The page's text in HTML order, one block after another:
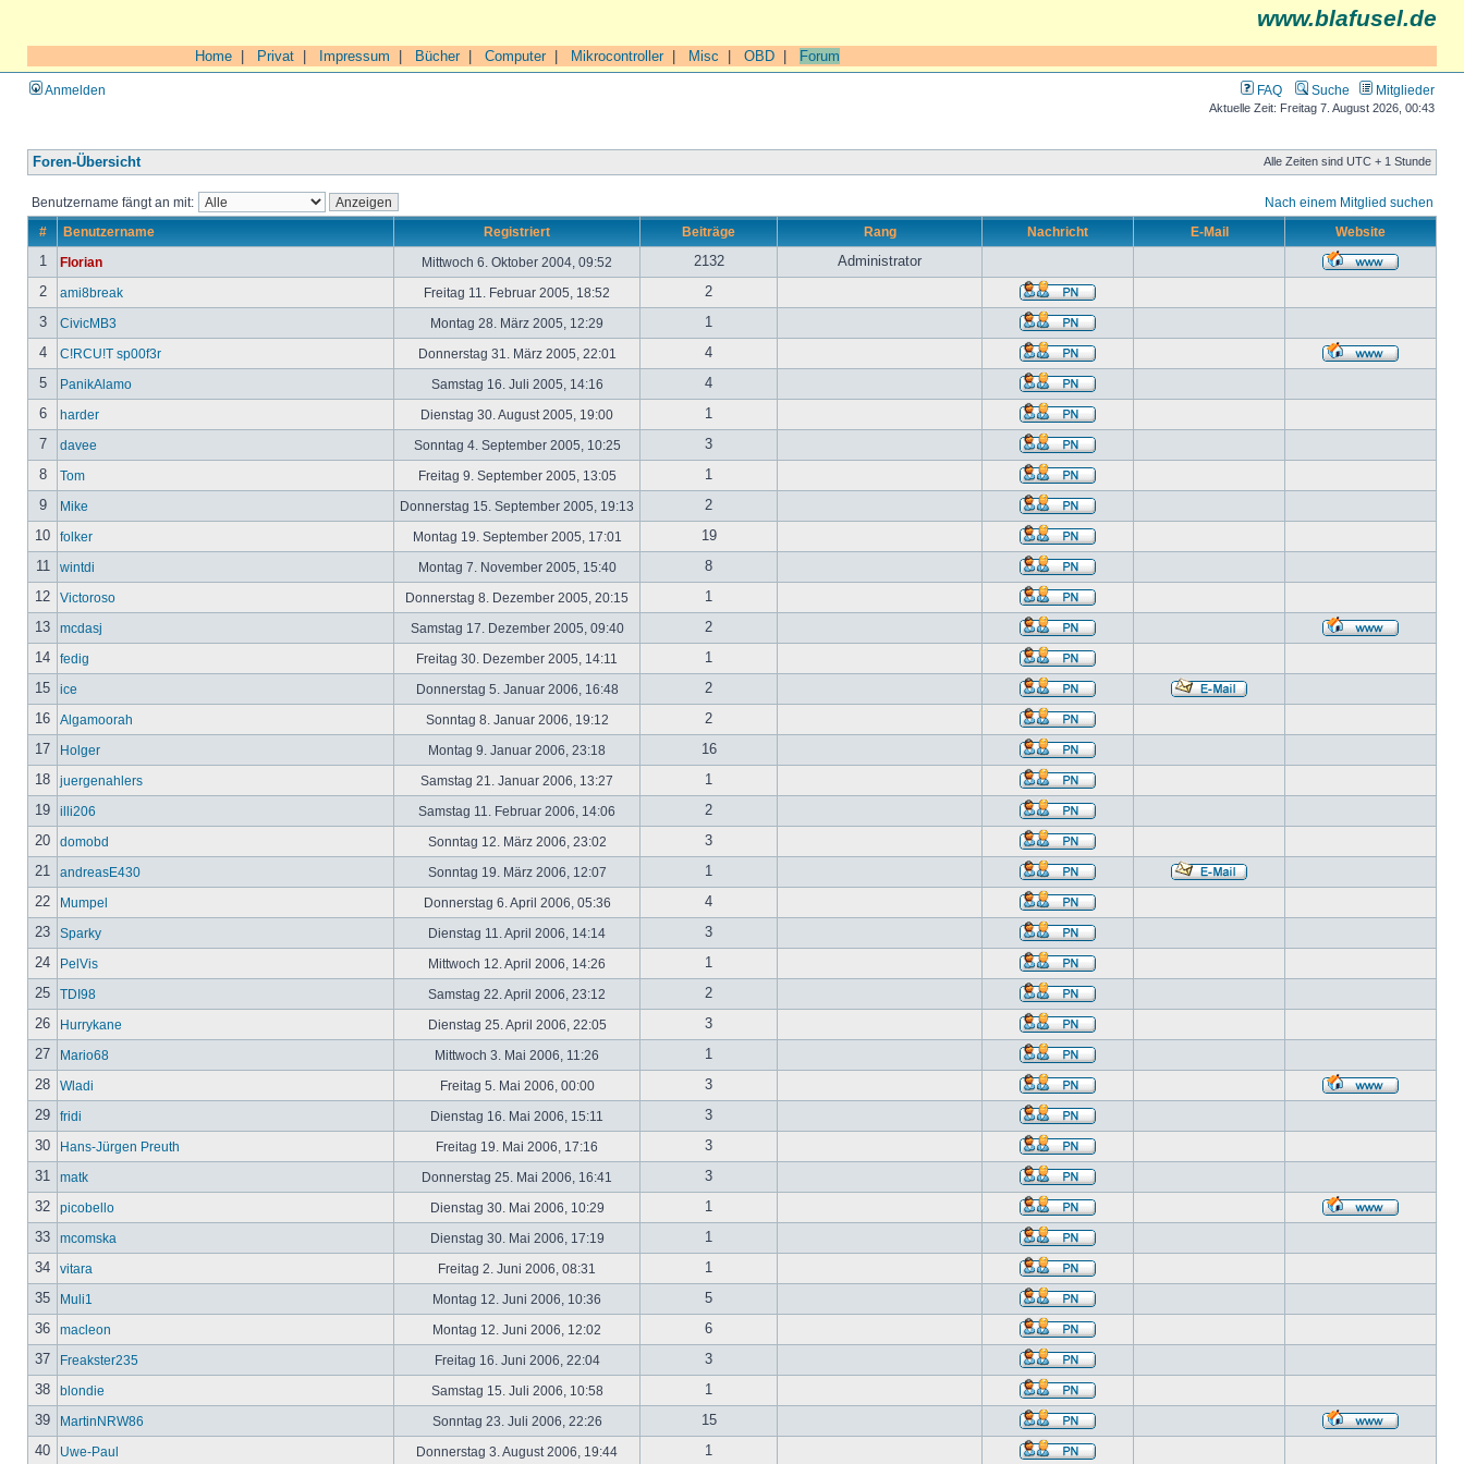
www.blafusel.de
Home Privat Impressum Bücher| Computer| Mikrocontroller| Misc OBD Forum
Anmelden FAQ Suche Mitglieder
Aktuelle Zeit: Freitag 7. August 2026, 00:43
Foren-Übersicht Alle Zeiten sind UTC + 1 Stunde
Benutzername fängt an mit: Nach einem Mitglied suchen
# Benutzername Registriert Beiträge Rang Nachricht E-Mail Website
1 Florian Mittwoch 6. Oktober 2004, 09:52 2132
Administrator
2
ami8break Freitag 11. Februar 2005, 18:52
2
3
CivicMB3 Montag 28. März 2005, 12:29
1
4
C!RCU!T sp00f3r Donnerstag 31. März 2005, 22:01
4
5
PanikAlamo Samstag 16. Juli 2005, 14:16
4
6
harder Dienstag 30. August 2005, 19:00
1
7
davee Sonntag 4. September 2005, 10:25
3
8
Tom Freitag 9. September 2005, 13:05
1
9
Mike Donnerstag 15. September 2005, 19:13
2
10
folker Montag 19. September 2005, 17:01
19
11
wintdi Montag 7. November 2005, 15:40
8
12
Victoroso Donnerstag 8. Dezember 2005, 20:15
1
13
mcdasj Samstag 17. Dezember 2005, 09:40
2
14
fedig Freitag 30. Dezember 2005, 14:11
1
15
ice Donnerstag 5. Januar 2006, 16:48
2
16
Algamoorah Sonntag 8. Januar 2006, 19:12
2
17
Holger Montag 9. Januar 2006, 23:18
16
18
juergenahlers Samstag 21. Januar 2006, 13:27
1
19
illi206 Samstag 11. Februar 2006, 14:06
2
20
domobd Sonntag 12. März 2006, 23:02
3
21
andreasE430 Sonntag 19. März 2006, 12:07
1
22
Mumpel Donnerstag 6. April 2006, 05:36
4
23
Sparky Dienstag 11. April 2006, 14:14
3
24
PelVis Mittwoch 12. April 2006, 14:26
1
25
TDI98 Samstag 22. April 2006, 23:12
2
26
Hurrykane Dienstag 25. April 2006, 22:05
3
27
Mario68 Mittwoch 3. Mai 2006, 11:26
1
28
Wladi Freitag 5. Mai 2006, 00:00
3
29
fridi Dienstag 16. Mai 2006, 15:11
3
30
Hans-Jürgen Preuth Freitag 19. Mai 2006, 17:16
3
31
matk Donnerstag 25. Mai 2006, 16:41
3
32
picobello Dienstag 30. Mai 2006, 10:29
1
33
mcomska Dienstag 30. Mai 2006, 17:19
1
34
vitara Freitag 2. Juni 2006, 08:31
1
35
Muli1 Montag 12. Juni 2006, 10:36
5
36
macleon Montag 12. Juni 2006, 12:02
6
37
Freakster235 Freitag 16. Juni 2006, 22:04
3
38
blondie Samstag 15. Juli 2006, 10:58
1
39
MartinNRW86 Sonntag 23. Juli 2006, 22:26
15
40
Uwe-Paul Donnerstag 3. August 2006, 19:44 1